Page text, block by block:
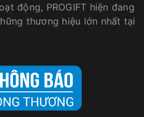
động, PROGIFT hiện đang
thương hiệu lớn nhất tại